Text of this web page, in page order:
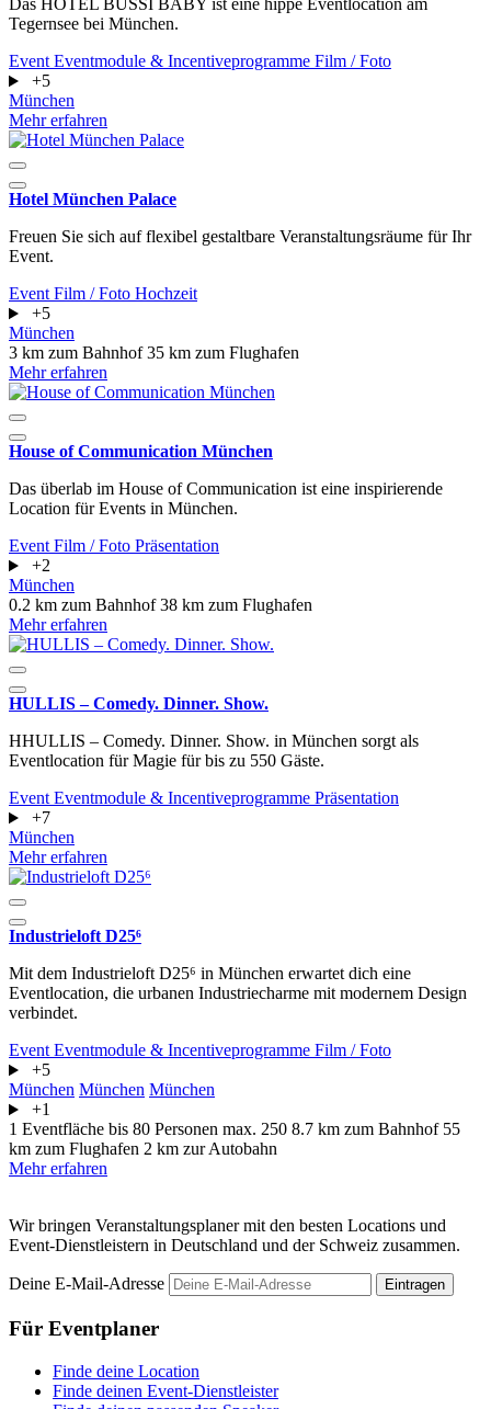
Das HOTEL BUSSI BABY ist eine hippe Eventlocation am
Tegernsee bei München.
Event Eventmodule & Incentiveprogramme Film / Foto
+5
München
Mehr erfahren
Hotel München Palace
Freuen Sie sich auf flexibel gestaltbare Veranstaltungsräume für Ihr
Event.
Event Film / Foto Hochzeit
+5
München
3 km zum Bahnhof35 km zum Flughafen
Mehr erfahren
House of Communication München
Das überlab im House of Communication ist eine inspirierende
Location für Events in München.
Event Film / Foto Präsentation
+2
München
0.2 km zum Bahnhof38 km zum Flughafen
Mehr erfahren
HULLIS – Comedy. Dinner. Show.
HHULLIS – Comedy. Dinner. Show. in München sorgt als
Eventlocation für Magie für bis zu 550 Gäste.
Event Eventmodule & Incentiveprogramme Präsentation
+7
München
Mehr erfahren
Industrieloft D25⁶
Mit dem Industrieloft D25⁶ in München erwartet dich eine
Eventlocation, die urbanen Industriecharme mit modernem Design
verbindet.
Event Eventmodule & Incentiveprogramme Film / Foto
+5
München München München
+1
1 Eventfläche bis 80 Personen max. 250 8.7 km zum Bahnhof 55
km zum Flughafen 2 km zur Autobahn
Mehr erfahren
Wir bringen Veranstaltungsplaner mit den besten Locations und
Event-Dienstleistern in Deutschland und der Schweiz zusammen.
Deine E-Mail-Adresse Eintragen
Für Eventplaner
Finde deine Location
Finde deinen Event-Dienstleister